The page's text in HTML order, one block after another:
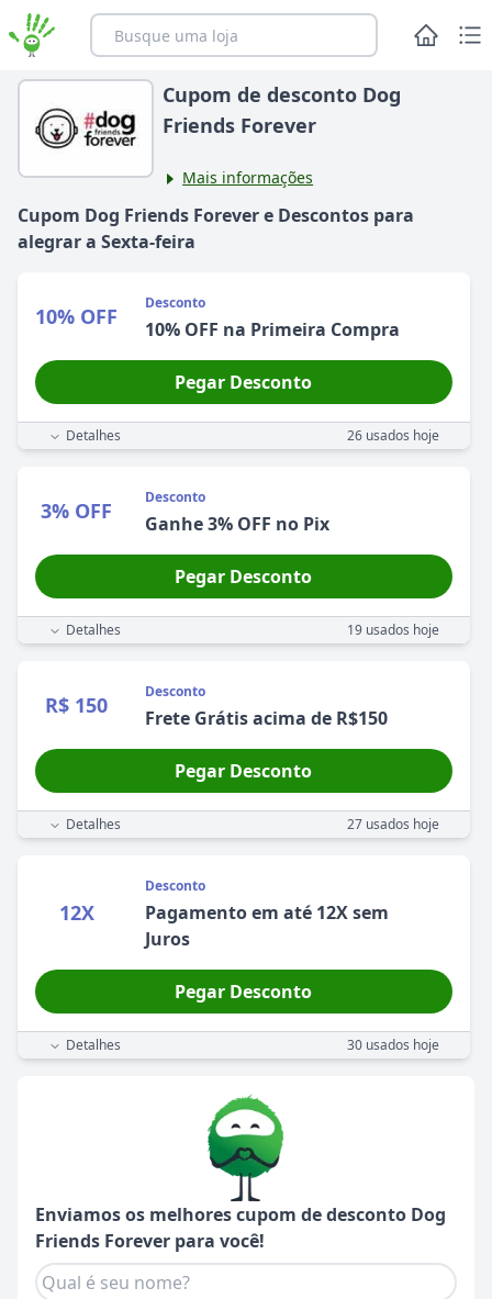
Cupom de desconto Dog
Friends Forever
Mais informações
Cupom Dog Friends Forevere Descontos para
alegrara Sexta-feira
10% OFF
Desconto
10% OFF na Primeira Compra
Pegar Desconto
Detalhes 26usados hoje
3% OFF
Desconto
Ganhe 3% OFF no Pix
Pegar Desconto
Detalhes 19usados hoje
R$ 150
Desconto
Frete Grátis acima de R$150
Pegar Desconto
Detalhes 27usados hoje
12X
Desconto
Pagamento em até 12X sem
Juros
Pegar Desconto
Detalhes 30usados hoje
Enviamos os melhores cupom de desconto Dog
Friends Forever para você!